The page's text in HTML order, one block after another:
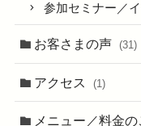
参加セミナー／
お客さまの声 (31)
アクセス (1)
メニュー／料金